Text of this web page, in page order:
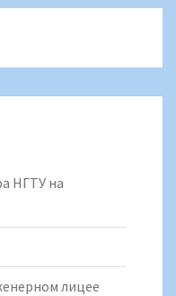
НГТУ на
лицее